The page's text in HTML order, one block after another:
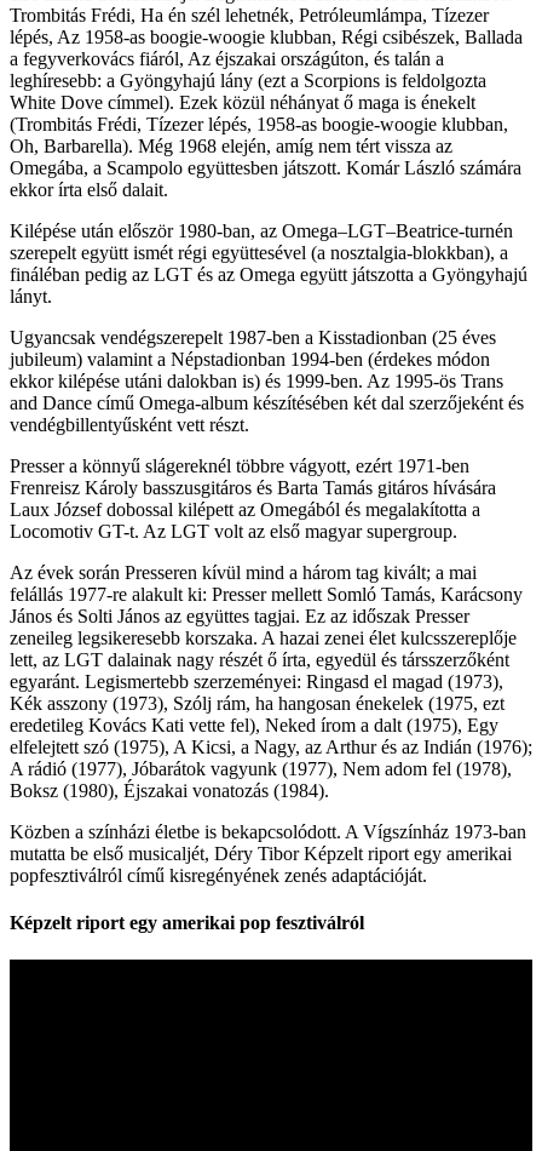
Trombitás Frédi, Ha én szél lehetnék, Petróleumlámpa, Tízezer
lépés, Az 1958-as boogie-woogie klubban, Régi csibészek, Ballada
a fegyverkovács fiáról, Az éjszakai országúton, és talán a
leghíresebb: a Gyöngyhajú lány (ezt a Scorpions is feldolgozta
White Dove címmel). Ezek közül néhányat ő maga is énekelt
(Trombitás Frédi, Tízezer lépés, 1958-as boogie-woogie klubban,
Oh, Barbarella). Még 1968 elején, amíg nem tért vissza az
Omegába, a Scampolo együttesben játszott. Komár László számára
ekkor írta első dalait.
Kilépése után először 1980-ban, az Omega–LGT–Beatrice-turnén
szerepelt együtt ismét régi együttesével (a nosztalgia-blokkban), a
fináléban pedig az LGT és az Omega együtt játszotta a Gyöngyhajú
lányt.
Ugyancsak vendégszerepelt 1987-ben a Kisstadionban (25 éves
jubileum) valamint a Népstadionban 1994-ben (érdekes módon
ekkor kilépése utáni dalokban is) és 1999-ben. Az 1995-ös Trans
and Dance című Omega-album készítésében két dal szerzőjeként és
vendégbillentyűsként vett részt.
Presser a könnyű slágereknél többre vágyott, ezért 1971-ben
Frenreisz Károly basszusgitáros és Barta Tamás gitáros hívására
Laux József dobossal kilépett az Omegából és megalakította a
Locomotiv GT-t. Az LGT volt az első magyar supergroup.
Az évek során Presseren kívül mind a három tag kivált; a mai
felállás 1977-re alakult ki: Presser mellett Somló Tamás, Karácsony
János és Solti János az együttes tagjai. Ez az időszak Presser
zeneileg legsikeresebb korszaka. A hazai zenei élet kulcsszereplője
lett, az LGT dalainak nagy részét ő írta, egyedül és társszerzőként
egyaránt. Legismertebb szerzeményei: Ringasd el magad (1973),
Kék asszony (1973), Szólj rám, ha hangosan énekelek (1975, ezt
eredetileg Kovács Kati vette fel), Neked írom a dalt (1975), Egy
elfelejtett szó (1975), A Kicsi, a Nagy, az Arthur és az Indián (1976);
A rádió (1977), Jóbarátok vagyunk (1977), Nem adom fel (1978),
Boksz (1980), Éjszakai vonatozás (1984).
Közben a színházi életbe is bekapcsolódott. A Vígszínház 1973-ban
mutatta be első musicaljét, Déry Tibor Képzelt riport egy amerikai
popfesztiválról című kisregényének zenés adaptációját.
Képzelt riport egy amerikai pop fesztiválról